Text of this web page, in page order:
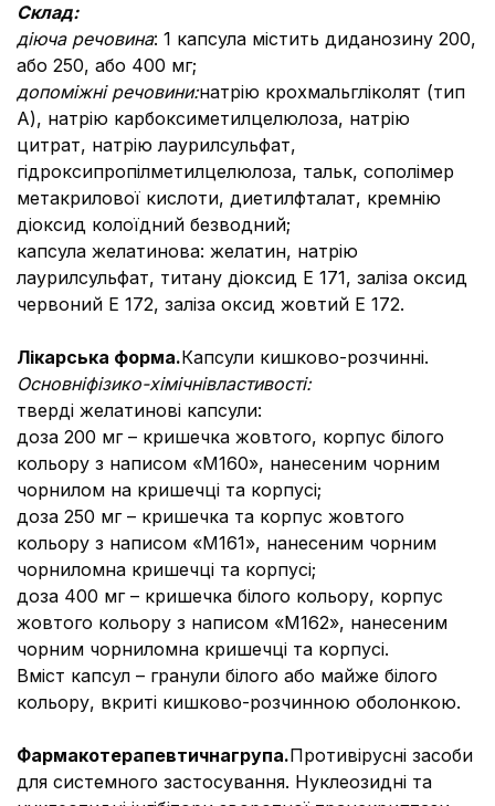
Склад:
діюча речовина: 1 капсула містить диданозину 200,
або 250, або 400 мг;
допоміжні речовини:натрію крохмальгліколят (тип
А), натрію карбоксиметилцелюлоза, натрію
цитрат, натрію лаурилсульфат,
гідроксипропілметилцелюлоза, тальк, сополімер
метакрилової кислоти, диетилфталат, кремнію
діоксид колоїдний безводний;
капсула желатинова: желатин, натрію
лаурилсульфат, титану діоксид Е 171, заліза оксид
червоний Е 172, заліза оксид жовтий Е 172.
Лікарська форма.Капсули кишково-розчинні.
Основніфізико-хімічнівластивості:
тверді желатинові капсули:
доза 200 мг – кришечка жовтого, корпус білого
кольору з написом «М160», нанесеним чорним
чорнилом на кришечці та корпусі;
доза 250 мг – кришечка та корпус жовтого
кольору з написом «М161», нанесеним чорним
чорниломна кришечці та корпусі;
доза 400 мг – кришечка білого кольору, корпус
жовтого кольору з написом «М162», нанесеним
чорним чорниломна кришечці та корпусі.
Вміст капсул – гранули білого або майже білого
кольору, вкриті кишково-розчинною оболонкою.
Фармакотерапевтичнагрупа.Противірусні засоби
для системного застосування. Нуклеозидні та